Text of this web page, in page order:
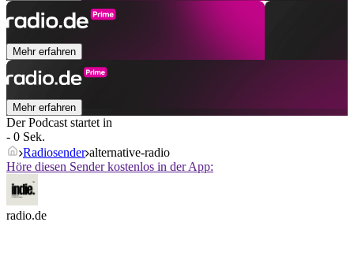
Mehr erfahren
Mehr erfahren
Der Podcast startet in
- 0 Sek.
Radiosender alternative-radio
Höre diesen Sender kostenlos in der App:
radio.de